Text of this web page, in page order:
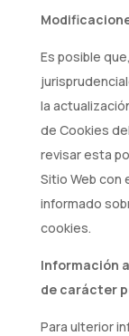
Es posible
la
de Cookies
revisar esta
Sitio Web
informado
cookies.
Información
de carácter
Para ulterior